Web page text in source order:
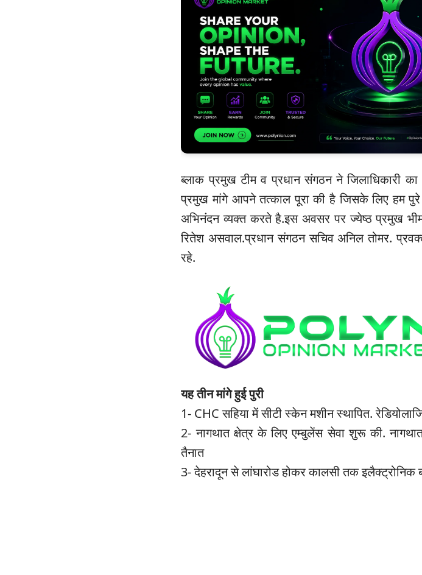
ब्लाक प्रमुख टीम व प्रधान संगठन ने जिलाधिकारी
प्रमुख मांगे आपने तत्काल पूरा की है जिसके लिए हम
अभिनंदन व्यक्त करते है.इस अवसर पर ज्येष्ठ प्रमुख
रितेश असवाल.प्रधान संगठन सचिव अनिल तोमर.
रहे.
यह तीन मांगे हुई पुरी
1- CHC सहिया में सीटी स्केन मशीन स्थापित.
2- नागथात क्षेत्र के लिए एम्बुलेंस सेवा शुरू की.
तैनात
3- देहरादून से लांघारोड होकर कालसी तक इलैक्ट्रोनिक